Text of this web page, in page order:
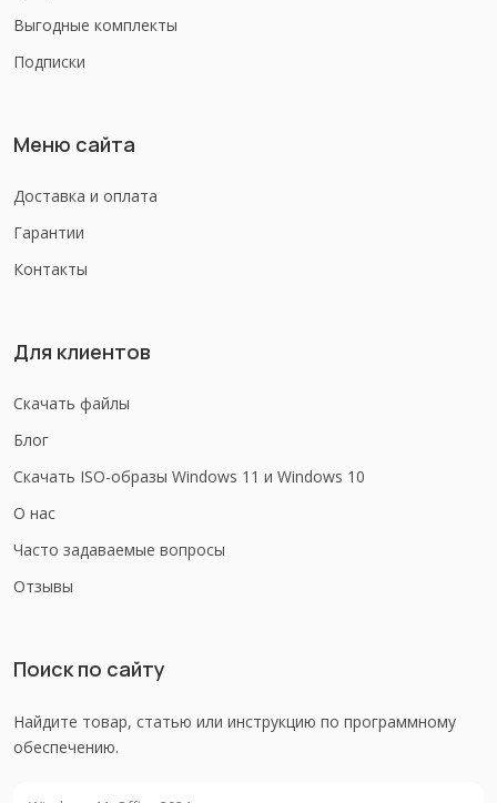
Выгодные комплекты
Подписки
Меню сайта
Доставка и оплата
Гарантии
Контакты
Для клиентов
Скачать файлы
Блог
Скачать ISO-образы Windows 11 и Windows 10
О нас
Часто задаваемые вопросы
Отзывы
Поиск по сайту
Найдите товар, статью или инструкцию по программному
обеспечению.